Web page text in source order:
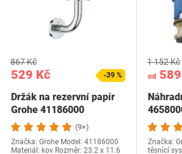
529 Kč
867 Kč
-39 %
Držák na rezervní papír
Grohe 41186000
(9×)
Značka: Grohe Model: 41186000
Materiál: kov Rozměr: 23.2 x 11.6
od
1 152 Kč
Značka:
těsnící